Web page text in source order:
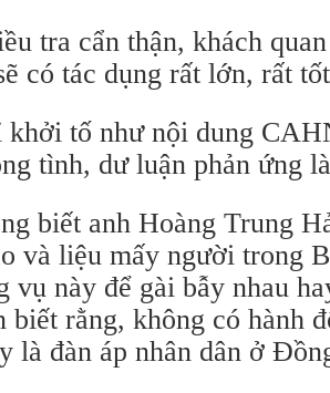
tra cẩn thận, khách
có tác dụng rất lớn, rất
khởi tố như nội dung
tình, dư luận phản ứng
biết anh Hoàng Trung
và liệu mấy người trong
vụ này để gài bẫy nhau
biết rằng, không có hành
là đàn áp nhân dân ở